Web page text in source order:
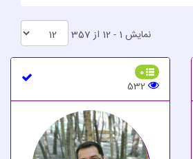
نمایش 1 - 12 از 357
0